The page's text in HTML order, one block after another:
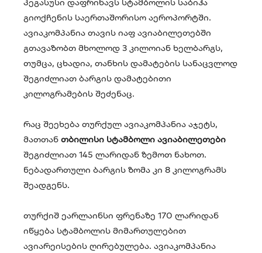
გიოქჩენის საერთაშორისო აეროპორტში.
ავიაკომპანია თავის იაფ ავიაბილეთებში
გთავაზობთ მხოლოდ 3 კილოიან ხელბარგს,
თუმცა, ცხადია, თანხის დამატების სანაცვლოდ
შეგიძლიათ ბარგის დამატებითი
კილოგრამების შეძენაც.
რაც შეეხება თურქულ ავიაკომპანია აჯეტს,
მათთან თბილისი სტამბოლი ავიაბილეთები
შეგიძლიათ 145 ლარიდან ზემოთ ნახოთ.
ნებადართული ბარგის ზომა კი 8 კილოგრამს
შეადგენს.
თურქიშ ეარლაინსი ფრენაზე 170 ლარიდან
იწყება სტამბოლის მიმართულებით
ავიარეისების ღირებულება. ავიაკომპანია